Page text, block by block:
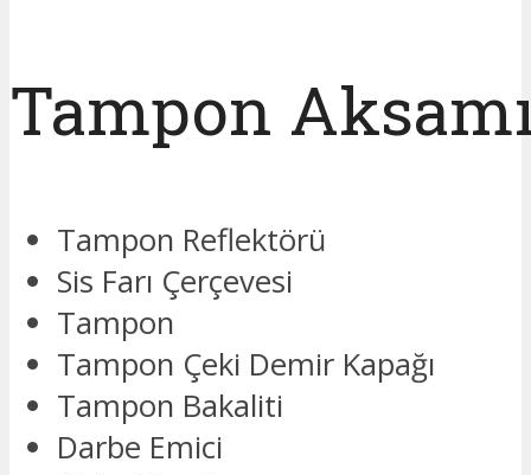
Tampon
Tampon Reflektörü
Sis Farı Çerçevesi
Tampon
Tampon Çeki Demir Kapağı
Tampon Bakaliti
Darbe Emici